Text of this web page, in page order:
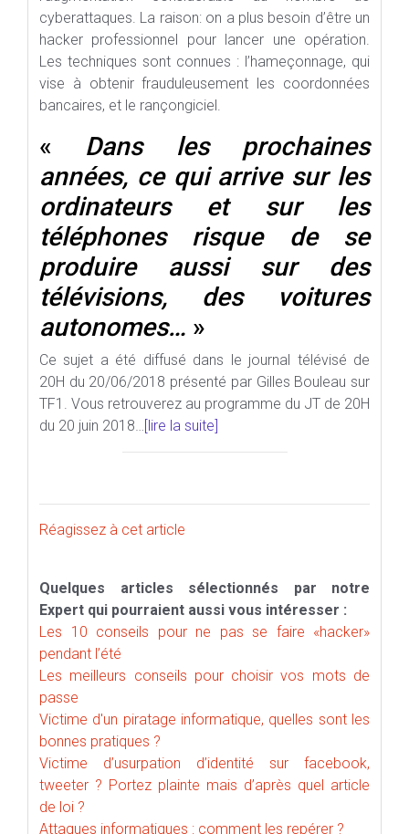
cyberattaques. La raison: on a plus besoin d’être un
hacker professionnel pour lancer une opération.
Les techniques sont connues : l’hameçonnage, qui
vise à obtenir frauduleusement les coordonnées
bancaires, et le rançongiciel.
« Dans les prochaines
années, ce qui arrive sur les
ordinateurs et sur les
téléphones risque de se
produire aussi sur des
télévisions, des voitures
autonomes… »
Ce sujet a été diffusé dans le journal télévisé de
20H du 20/06/2018 présenté par Gilles Bouleau sur
TF1. Vous retrouverez au programme du JT de 20H
du 20 juin 2018…[lire la suite]
Réagissez à cet article
Quelques articles sélectionnés par notre
Expert qui pourraient aussi vous intéresser :
Les 10 conseils pour ne pas se faire «hacker»
pendant l’été
Les meilleurs conseils pour choisir vos mots de
passe
Victime d'un piratage informatique, quelles sont les
bonnes pratiques ?
Victime d’usurpation d’identité sur facebook,
tweeter ? Portez plainte mais d’après quel article
de loi ?
Attaques informatiques : comment les repérer ?